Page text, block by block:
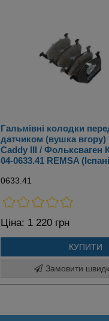
Гальмівні колодки
датчиком (вушка вгору)
Caddy III / Фольксваген
04-0633.41 REMSA
0633.41
Ціна: 1 220 грн
КУПИТИ
Замовити